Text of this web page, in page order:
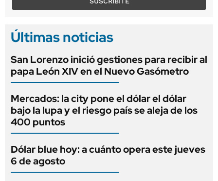
Últimas noticias
San Lorenzo inició gestiones para recibir al
papa León XIV en el Nuevo Gasómetro
Mercados: la city pone el dólar el dólar
bajo la lupa y el riesgo país se aleja de los
400 puntos
Dólar blue hoy: a cuánto opera este jueves
6 de agosto